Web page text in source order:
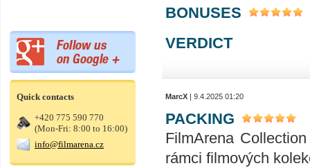
Quick contacts
+420 775 590 770
(Mon-Fri: 8:00 to 16:00)
info@filmarena.cz
BONUSES
VERDICT
MarcX | 9.4.2025 01:20
PACKING
FilmArena
rámci filmových